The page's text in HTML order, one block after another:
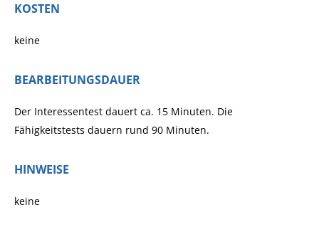
KOSTEN
keine
BEARBEITUNGSDAUER
Der Interessentest dauert ca. 15 Minuten. Die
Fähigkeitstests dauern rund 90 Minuten.
HINWEISE
keine